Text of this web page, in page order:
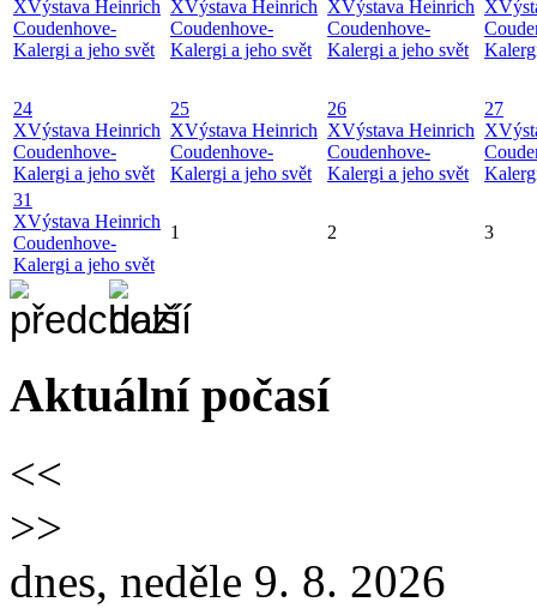
XVýstava Heinrich
Coudenhove-
Kalergi a jeho svět
XVýstava Heinrich
Coudenhove-
Kalergi a jeho svět
XVýstava Heinrich
Coudenhove-
Kalergi a jeho svět
X
24
XVýstava Heinrich
Coudenhove-
Kalergi a jeho svět
25
XVýstava Heinrich
Coudenhove-
Kalergi a jeho svět
26
XVýstava Heinrich
Coudenhove-
Kalergi a jeho svět
27
X
31
XVýstava Heinrich
Coudenhove-
Kalergi a jeho svět
1 2 3
Aktuální počasí
<<
>>
dnes, neděle 9. 8. 2026